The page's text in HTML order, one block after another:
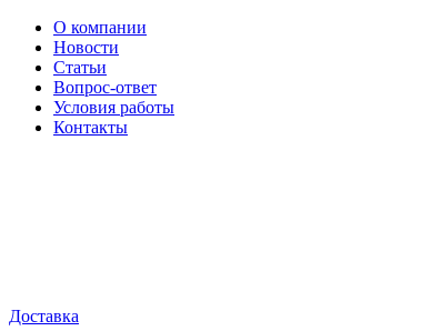
О компании
Новости
Статьи
Вопрос-ответ
Условия работы
Контакты
Доставка